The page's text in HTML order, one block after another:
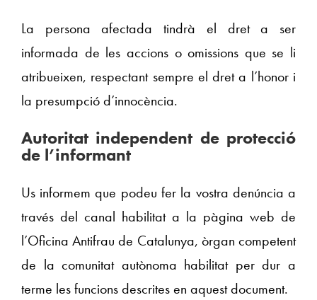
La persona afectada tindrà el dret a ser
informada de les accions o omissions que se li
atribueixen, respectant sempre el dret a l’honor i
la presumpció d’innocència.
Autoritat independent de protecció
de l’informant
Us informem que podeu fer la vostra denúncia a
través del canal habilitat a la pàgina web de
l’Oficina Antifrau de Catalunya, òrgan competent
de la comunitat autònoma habilitat per dur a
terme les funcions descrites en aquest document.